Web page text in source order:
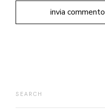
invia commento